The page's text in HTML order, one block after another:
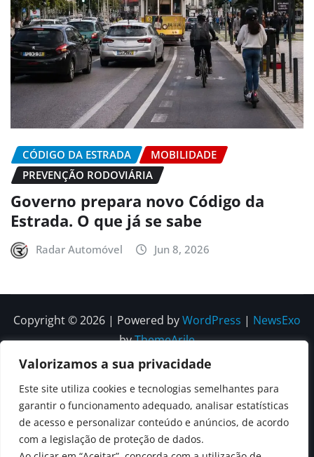
Valorizamos a sua privacidade
Este site utiliza cookies e tecnologias semelhantes para
garantir o funcionamento adequado, analisar estatísticas
de acesso e personalizar conteúdo e anúncios, de acordo
com a legislação de proteção de dados.
CÓDIGO DA ESTRADA
MOBILIDADE
PREVENÇÃO RODOVIÁRIA
Governo prepara novo Código da
Estrada. O que já se sabe
Radar Automóvel Jun 8, 2026
Copyright © 2026 | Powered byWordPress | NewsExo
byThemeArile
Somos
Editorial
Privacidade
correções e
Contactos